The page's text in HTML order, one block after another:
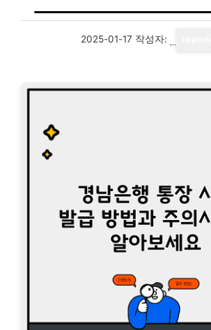
2025-01-17 작성자: